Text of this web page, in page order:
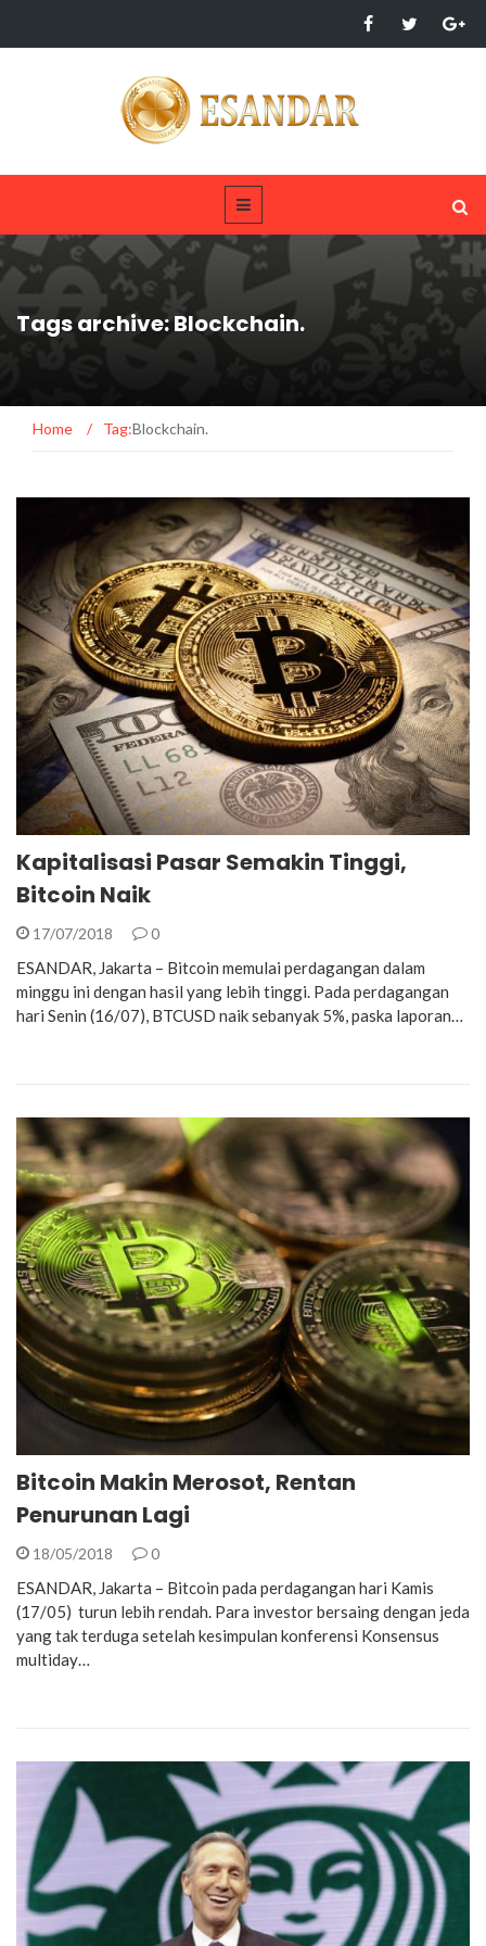
Tags archive: Blockchain.
Home / Tag:Blockchain.
Kapitalisasi Pasar Semakin Tinggi,
Bitcoin Naik
17/07/2018 0
ESANDAR, Jakarta – Bitcoin memulai perdagangan dalam
minggu ini dengan hasil yang lebih tinggi. Pada perdagangan
hari Senin (16/07), BTCUSD naik sebanyak 5%, paska laporan…
Bitcoin Makin Merosot, Rentan
Penurunan Lagi
18/05/2018 0
ESANDAR, Jakarta – Bitcoin pada perdagangan hari Kamis
(17/05) turun lebih rendah. Para investor bersaing dengan jeda
yang tak terduga setelah kesimpulan konferensi Konsensus
multiday…